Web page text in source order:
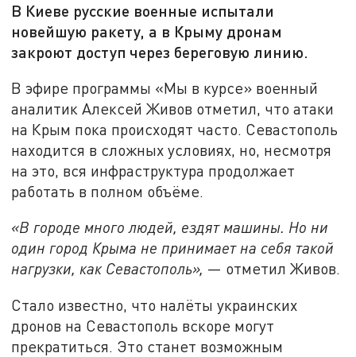
В Киеве русские военные испытали
новейшую ракету, а в Крыму дронам
закроют доступ через береговую линию.
В эфире программы «Мы в курсе» военный
аналитик Алексей Живов отметил, что атаки
на Крым пока происходят часто. Севастополь
находится в сложных условиях, но, несмотря
на это, вся инфраструктура продолжает
работать в полном объёме.
«В городе много людей, ездят машины. Но ни
один город Крыма не принимает на себя такой
нагрузки, как Севастополь», — отметил Живов.
Стало известно, что налёты украинских
дронов на Севастополь вскоре могут
прекратиться. Это станет возможным